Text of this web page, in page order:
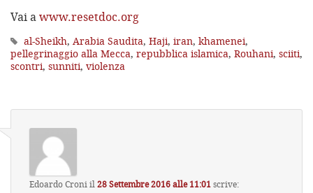
Vai awww.resetdoc.org
al-Sheikh, Arabia Saudita, Haji, iran, khamenei,
pellegrinaggio alla Mecca, repubblica islamica, Rouhani, sciiti,
scontri, sunniti, violenza
Edoardo Croniil28 Settembre 2016 alle 11:01scrive: